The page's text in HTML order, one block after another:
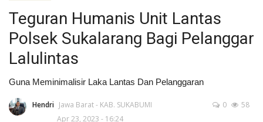
Beranda
Makan Bergizi
Teguran Humanis Unit Lantas
Polsek Sukalarang Bagi Pelanggar
Lalulintas
Guna Meminimalisir Laka Lantas Dan Pelanggaran
Hendri Jawa Barat - KAB. SUKABUMI
Apr 23, 2023 - 16:24
0 58